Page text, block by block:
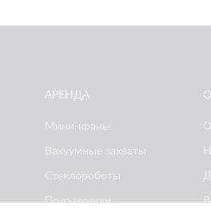
АРЕНДА
Мини-краны
Вакуумные захваты
Стеклороботы
Подъемники